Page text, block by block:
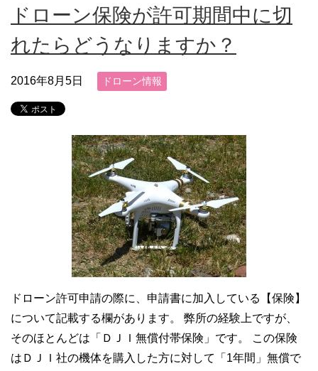
ドローン保険が許可期間中に切
れたらどうなりますか？
2016年8月5日 ドローン情報
ドローン許可申請の際に、申請書に加入している【保険】
について記載する欄があります。 弊所の経験上ですが、
そのほとんどは「ＤＪＩ無償付帯保険」です。 この保険
はＤＪＩ社の機体を購入した方に対して「1年間」無償で